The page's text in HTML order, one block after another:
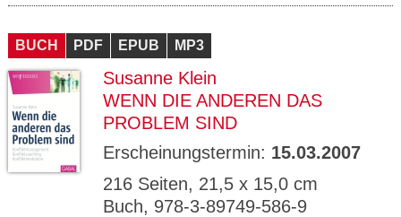
BUCH PDF EPUB MP3
Susanne Klein
WENN DIE ANDEREN DAS
PROBLEM SIND
Erscheinungstermin: 15.03.2007
216 Seiten, 21,5 x 15,0 cm
Buch, 978-3-89749-586-9